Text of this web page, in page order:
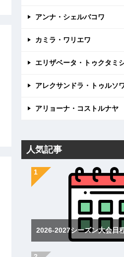
アンナ・シェルバコワ
カミラ・ワリエワ
エリザベータ・トゥクタミ
アレクサンドラ・トゥルソ
アリョーナ・コストルナヤ
人気記事
2026-2027シーズン大会日